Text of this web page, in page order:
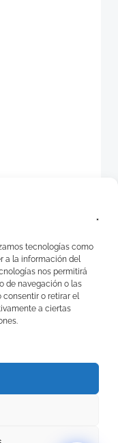
tecnologías como
a la información del
nos permitirá
de navegación o las
consentir o retirar el
a ciertas